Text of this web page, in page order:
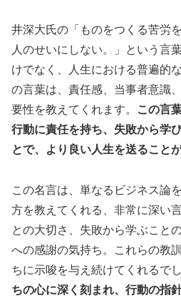
井深大氏の「ものをつくる苦労
人のせいにしない。」という言
けでなく、人生における普遍的
の言葉は、責任感、当事者意識
要性を教えてくれます。
この言
行動に責任を持ち、失敗から学
とで、より良い人生を送ること
この名言は、単なるビジネス論
方を教えてくれる、非常に深い
との大切さ、失敗から学ぶこと
への感謝の気持ち。これらの教
ちに示唆を与え続けてくれるでし
ちの心に深く刻まれ、行動の指